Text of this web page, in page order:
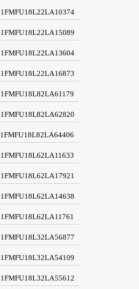
1FMFU18L22LA10374
1FMFU18L22LA15089
1FMFU18L22LA13604
1FMFU18L22LA16873
1FMFU18L82LA61179
1FMFU18L82LA62820
1FMFU18L82LA64406
1FMFU18L62LA11633
1FMFU18L62LA17921
1FMFU18L62LA14638
1FMFU18L62LA11761
1FMFU18L32LA56877
1FMFU18L32LA54109
1FMFU18L32LA55612